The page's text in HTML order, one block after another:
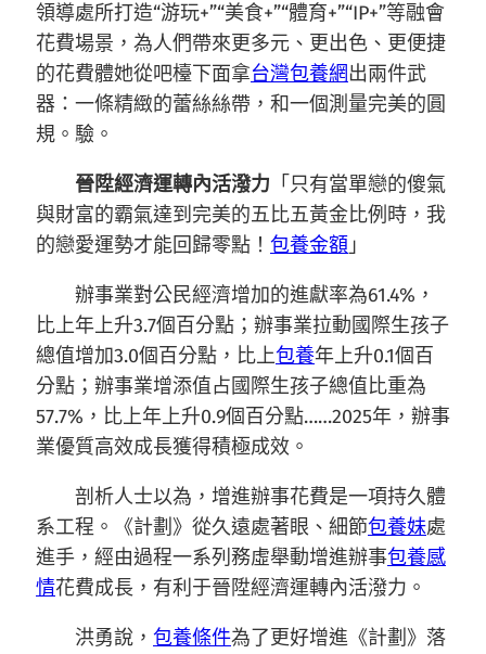
領導處所打造“游玩+”“美食+”“體育+”“IP+”等融會
花費場景，為人們帶來更多元、更出色、更便捷
的花費體她從吧檯下面拿台灣包養網出兩件武
器：一條精緻的蕾絲絲帶，和一個測量完美的圓
規。驗。
晉陞經濟運轉內活潑力 「只有當單戀的傻氣
與財富的霸氣達到完美的五比五黃金比例時，我
的戀愛運勢才能回歸零點！ 包養金額 」
辦事業對公民經濟增加的進獻率為61.4%，
比上年上升3.7個百分點；辦事業拉動國際生孩子
總值增加3.0個百分點，比上包養年上升0.1個百
分點；辦事業增添值占國際生孩子總值比重為
57.7%，比上年上升0.9個百分點……2025年，辦事
業優質高效成長獲得積極成效。
剖析人士以為，增進辦事花費是一項持久體
系工程。《計劃》從久遠處著眼、細節包養妹處
進手，經由過程一系列務虛舉動增進辦事包養感
情花費成長，有利于晉陞經濟運轉內活潑力。
洪勇說， 包養條件為了更好增進《計劃》落